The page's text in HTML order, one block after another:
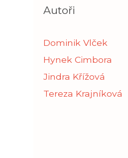
Autoři
Dominik Vlček
Hynek Cimbora
Jindra Křížová
Tereza Krajníková